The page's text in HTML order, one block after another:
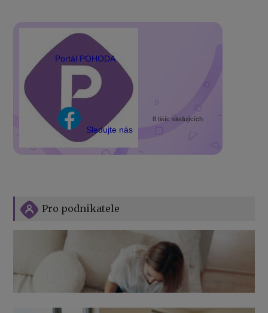
Portál POHODA
Sledujte nás
8 tisíc sledujících
Pro podnikatele